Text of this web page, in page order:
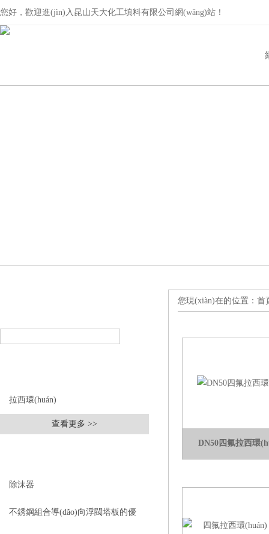
您好，歡迎進(jìn)入昆山天大化工填料有限公司網(wǎng)站！
拉西環(huán)
查看更多 >>
除沫器
不銹鋼組合導(dǎo)向浮閥塔板的優
您現(xiàn)在的位置： 首
DN50四氟拉西環